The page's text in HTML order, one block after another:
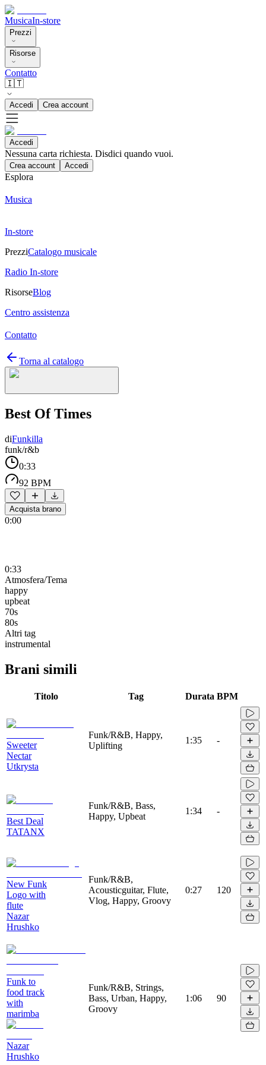
MusicaIn-store
Prezzi
Risorse
Contatto
🇮🇹
Accedi Crea account
Accedi
Nessuna carta richiesta. Disdici quando vuoi.
Crea account Accedi
Esplora
Musica
In-store
PrezziCatalogo musicale
Radio In-store
RisorseBlog
Centro assistenza
Contatto
Torna al catalogo
Best Of Times
diFunkilla
funk/r&b
0:33
92 BPM
Acquista brano
0:00
0:33
Atmosfera/Tema
happy
upbeat
70s
80s
Altri tag
instrumental
Brani simili
Titolo Tag Durata BPM
Sweeter
Nectar
Utkrysta
Funk/R&B, Happy,
Uplifting
1:35 -
Best Deal
TATANX
Funk/R&B, Bass,
Happy, Upbeat
1:34 -
New Funk
Logo with
flute
Nazar
Hrushko
Funk/R&B,
Acousticguitar, Flute,
Vlog, Happy, Groovy
0:27 120
Funk to
food track
with
marimba
Nazar
Hrushko
Funk/R&B, Strings,
Bass, Urban, Happy,
Groovy
1:06 90